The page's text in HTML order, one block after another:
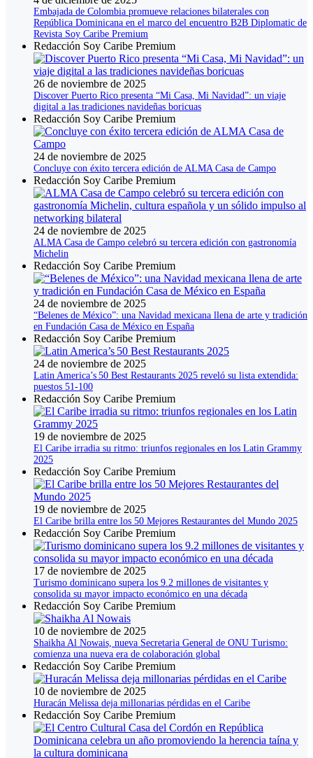
Embajada de Colombia promueve relaciones bilaterales con
República Dominicana en el marco del encuentro B2B Diplomatic de
Revista Soy Caribe Premium
Redacción Soy Caribe Premium
26 de noviembre de 2025
Discover Puerto Rico presenta “Mi Casa, Mi Navidad”: un viaje
digital a las tradiciones navideñas boricuas
Redacción Soy Caribe Premium
24 de noviembre de 2025
Concluye con éxito tercera edición de ALMA Casa de Campo
Redacción Soy Caribe Premium
24 de noviembre de 2025
ALMA Casa de Campo celebró su tercera edición con gastronomía
Michelin
Redacción Soy Caribe Premium
24 de noviembre de 2025
“Belenes de México”: una Navidad mexicana llena de arte y tradición
en Fundación Casa de México en España
Redacción Soy Caribe Premium
24 de noviembre de 2025
Latin America’s 50 Best Restaurants 2025 reveló su lista extendida:
puestos 51‑100
Redacción Soy Caribe Premium
19 de noviembre de 2025
El Caribe irradia su ritmo: triunfos regionales en los Latin Grammy
2025
Redacción Soy Caribe Premium
19 de noviembre de 2025
El Caribe brilla entre los 50 Mejores Restaurantes del Mundo 2025
Redacción Soy Caribe Premium
17 de noviembre de 2025
Turismo dominicano supera los 9.2 millones de visitantes y
consolida su mayor impacto económico en una década
Redacción Soy Caribe Premium
10 de noviembre de 2025
Shaikha Al Nowais, nueva Secretaria General de ONU Turismo:
comienza una nueva era de colaboración global
Redacción Soy Caribe Premium
10 de noviembre de 2025
Huracán Melissa deja millonarias pérdidas en el Caribe
Redacción Soy Caribe Premium